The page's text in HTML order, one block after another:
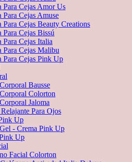
Para Cejas Amor Us
Para Cejas Amuse
Para Cejas Beauty Creations
Para Cejas Bissú
Para Cejas Italia
Para Cejas Malibu
Para Cejas Pink Up
Bausse
Colorton
Jaloma
Para Ojos
Up
- Crema Pink Up
Up
Facial Colorton